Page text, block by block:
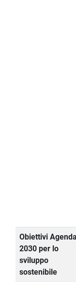
Obiettivi Agenda
2030 per lo
sviluppo
sostenibile